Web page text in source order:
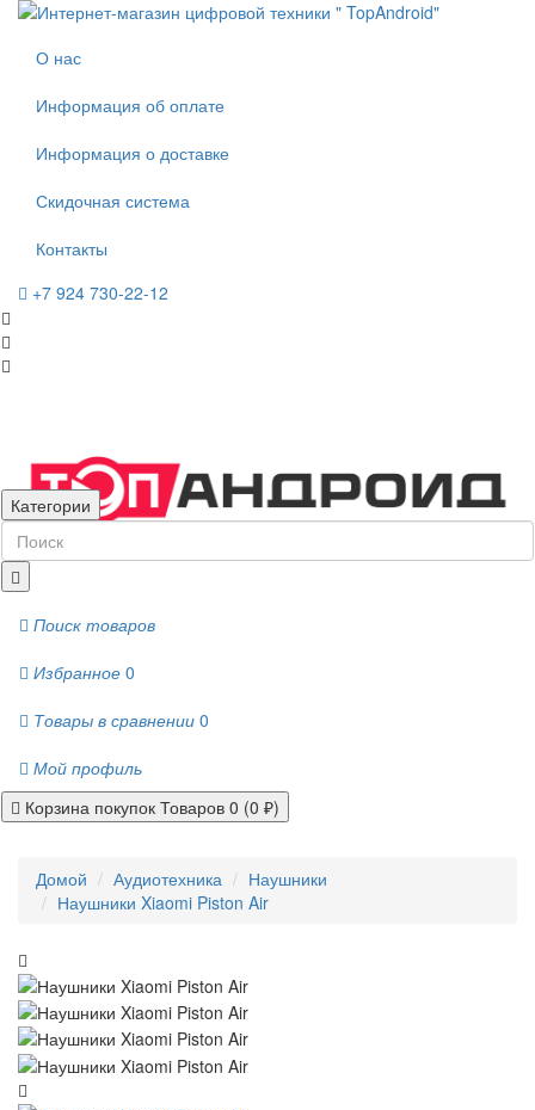
О нас
Информация об оплате
Информация о доставке
Скидочная система
Контакты
+7 924 730-22-12
Категории
Поиск товаров
Избранное 0
Товары в сравнении 0
Мой профиль
Корзина покупок Товаров 0 (0 ₽)
Домой Аудиотехника
Наушники
Наушники Xiaomi Piston Air